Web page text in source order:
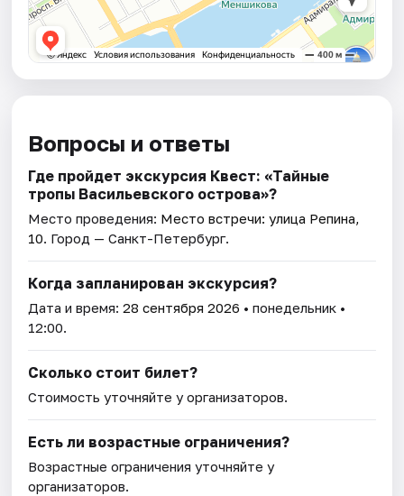
Вопросы и ответы
Где пройдет экскурсия Квест: «Тайные
тропы Васильевского острова»?
Место проведения: Место встречи: улица Репина,
10. Город — Санкт-Петербург.
Когда запланирован экскурсия?
Дата и время:28 сентября 2026 • понедельник •
12:00.
Сколько стоит билет?
Стоимость уточняйте у организаторов.
Есть ли возрастные ограничения?
Возрастные ограничения уточняйте у
организаторов.